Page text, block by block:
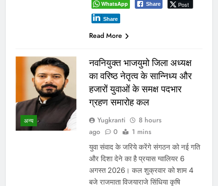
WhatsApp Share Post
Share
Read More
अन्य
नवनियुक्त भाजयुमो जिला अध्यक्ष
का वरिष्ठ नेतृत्व के सान्निध्य और
हजारों युवाओं के समक्ष पदभार
ग्रहण समारोह कल
Yugkranti
8 hours
ago
0 1 mins
युवा संवाद के जरिये करेंगे संगठन को नई गति
और दिशा देने का है प्रयास ग्वालियर 6
अगस्त 2026। कल शुक्रवार को शाम 4
बजे राजमाता विजयाराजे सिंधिया कृषि